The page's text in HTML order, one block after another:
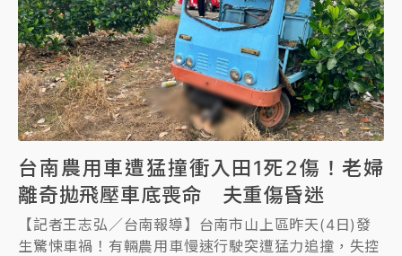
台南農用車遭猛撞衝入田1死2傷！老婦
離奇拋飛壓車底喪命 夫重傷昏迷
【記者王志弘／台南報導】台南市山上區昨天(4日)發
生驚悚車禍！有輛農用車慢速行駛突遭猛力追撞，失控